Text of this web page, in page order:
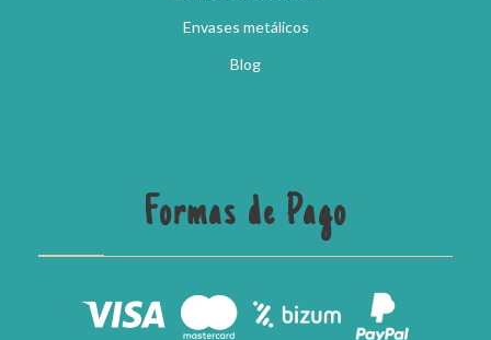
Envases metálicos
Blog
Formas de Pago